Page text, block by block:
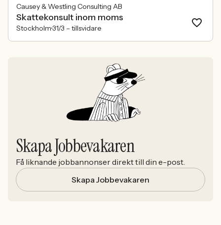
Causey & Westling Consulting AB
Skattekonsult inom moms
Stockholm31/3 – tillsvidare
Skapa Jobbevakaren
Få liknande jobbannonser direkt till din e-post.
Skapa Jobbevakaren